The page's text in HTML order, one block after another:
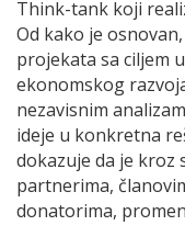
Think-tank koji
Od kako je
projekata sa ciljem
ekonomskog
nezavisnim
ideje u konkretna
dokazuje da je
partnerima,
donatorima,